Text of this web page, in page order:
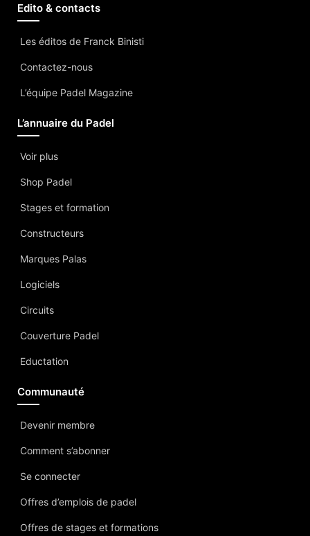
Edito & contacts
Les éditos de Franck Binisti
Contactez-nous
L’équipe Padel Magazine
L’annuaire du Padel
Voir plus
Shop Padel
Stages et formation
Constructeurs
Marques Palas
Logiciels
Circuits
Couverture Padel
Eductation
Communauté
Devenir membre
Comment s’abonner
Se connecter
Offres d’emplois de padel
Offres de stages et formations